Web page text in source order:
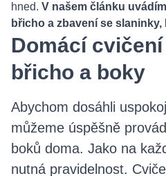
hned. V našem článku
břicho a zbavení se
Domácí
břicho a boky
Abychom dosáhli
můžeme úspěšně
boků doma. Jako na
nutná pravidelnost.